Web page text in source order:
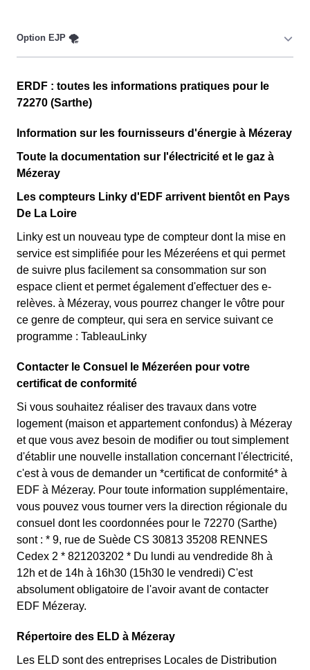
pour les consommateurs Mézeréens couverts par la
permettant ainsi de réduire sa facture d'électricité en
faisant attention à sa consommation en à Mézeray. Ce
d'électricité en France et est accessible aux Mézeréens
éligibles. 💡🏠
uniquement les clients Mézeréens qui l'avaient choisie
avant 1998. Elle implique deux tarifs : pendant 22 jours,
le prix de l'électricité est multiplié par quatre, tandis que
les autres jours de l'année, le prix est réduit de 20% par
rapport au tarif normal en à Mézeray. ⚡💸
ERDF : toutes les informations pratiques pour le
72270 (Sarthe)
Information sur les fournisseurs d'énergie à Mézeray
Toute la documentation sur l'électricité et le gaz à
Mézeray
Les compteurs Linky d'EDF arrivent bientôt en Pays
De La Loire
Linky est un nouveau type de compteur dont la mise en
service est simplifiée pour les Mézeréens et qui permet
de suivre plus facilement sa consommation sur son
espace client et permet également d'effectuer des e-
relèves. à Mézeray, vous pourrez changer le vôtre pour
ce genre de compteur, qui sera en service suivant ce
programme : TableauLinky
Contacter le Consuel le Mézeréen pour votre
certificat de conformité
Si vous souhaitez réaliser des travaux dans votre
logement (maison et appartement confondus) à Mézeray
et que vous avez besoin de modifier ou tout simplement
d'établir une nouvelle installation concernant l'électricité,
c'est à vous de demander un *certificat de conformité* à
EDF à Mézeray. Pour toute information supplémentaire,
vous pouvez vous tourner vers la direction régionale du
consuel dont les coordonnées pour le 72270 (Sarthe)
sont : * 9, rue de Suède CS 30813 35208 RENNES
Cedex 2 * 821203202 * Du lundi au vendredide 8h à
12h et de 14h à 16h30 (15h30 le vendredi) C'est
absolument obligatoire de l'avoir avant de contacter
EDF Mézeray.
Répertoire des ELD à Mézeray
Les ELD sont des entreprises Locales de Distribution